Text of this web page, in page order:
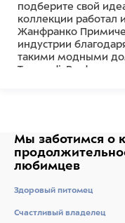
подберите свой
коллекции работал
Жанфранко
индустрии
такими модными
Trussardi, Prada.
Мы заботимся о
любимцев
Здоровый питомец
Счастливый владелец